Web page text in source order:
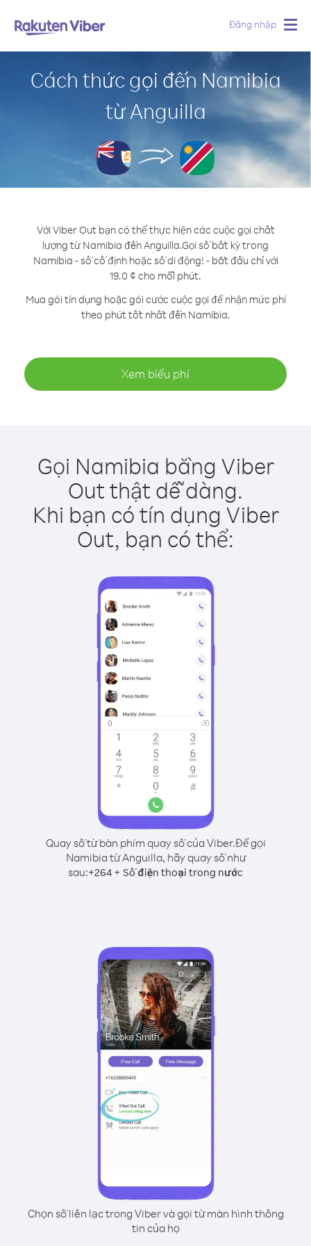
Đăng nhập
Cách thức gọi đến Namibia
từ Anguilla
Với Viber Out bạn có thể thực hiện các cuộc gọi chất
lượng từ Namibia đến Anguilla.Gọi số bất kỳ trong
Namibia - số cố định hoặc số di động! - bắt đầu chỉ với
19.0 ¢ cho mỗi phút.
Mua gói tín dụng hoặc gói cước cuộc gọi để nhận mức phí
theo phút tốt nhất đến Namibia.
Xem biểu phí
Gọi Namibia bằng Viber
Out thật dễ dàng.
Khi bạn có tín dụng Viber
Out, bạn có thể:
Quay số từ bàn phím quay số của Viber.Để gọi
Namibia từ Anguilla, hãy quay số như
sau:+264 + Số điện thoại trong nước
Chọn số liên lạc trong Viber và gọi từ màn hình thông
tin của họ